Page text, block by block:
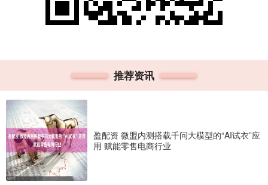
推荐资讯
盈配资 微盟内测搭载千问大模型的“AI试衣”应
用 赋能零售电商行业